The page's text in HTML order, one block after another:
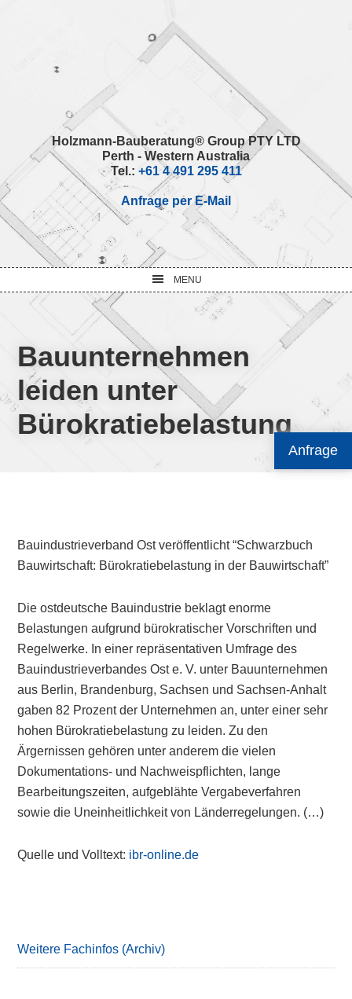
Anfrage
navigation
Holzmann-Bauberatung® Group PTY LTD
Perth - Western Australia
Tel.: +61 4 491 295 411
Anfrage per E-Mail
MENU
Bauunternehmen
leiden unter
Bürokratiebelastung
Bauindustrieverband Ost veröffentlicht “Schwarzbuch
Bauwirtschaft: Bürokratiebelastung in der Bauwirtschaft”
Die ostdeutsche Bauindustrie beklagt enorme
Belastungen aufgrund bürokratischer Vorschriften und
Regelwerke. In einer repräsentativen Umfrage des
Bauindustrieverbandes Ost e. V. unter Bauunternehmen
aus Berlin, Brandenburg, Sachsen und Sachsen-Anhalt
gaben 82 Prozent der Unternehmen an, unter einer sehr
hohen Bürokratiebelastung zu leiden. Zu den
Ärgernissen gehören unter anderem die vielen
Dokumentations- und Nachweispflichten, lange
Bearbeitungszeiten, aufgeblähte Vergabeverfahren
sowie die Uneinheitlichkeit von Länderregelungen. (…)
Quelle und Volltext: ibr-online.de
Weitere Fachinfos (Archiv)